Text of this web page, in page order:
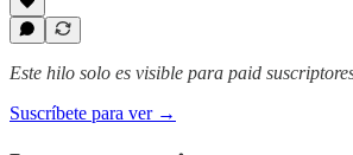
Este hilo solo es visible para paid
Suscríbete para ver →